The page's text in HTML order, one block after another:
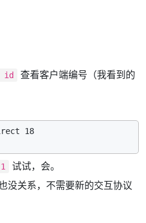
id
查看客户端编号（我看到的
18
试试，会。
没关系，不需要新的交互协议